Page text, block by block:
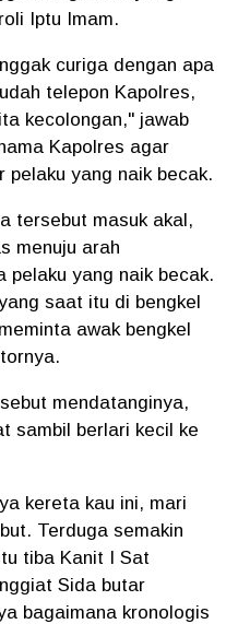
Iptu Imam.
curiga dengan apa
telepon Kapolres,
kecolongan," jawab
Kapolres agar
pelaku yang naik becak.
tersebut masuk akal,
menuju arah
pelaku yang naik becak.
saat itu di bengkel
awak bengkel
mendatanginya,
sambil berlari kecil ke
kereta kau ini, mari
Terduga semakin
tiba Kanit I Sat
Sida butar
bagaimana kronologis